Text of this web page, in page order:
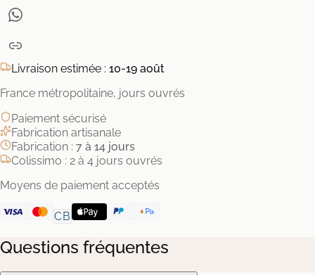
Livraison estimée : 10-19 août
France métropolitaine, jours ouvrés
Paiement sécurisé
Fabrication artisanale
Fabrication : 7 à 14 jours
Colissimo : 2 à 4 jours ouvrés
Moyens de paiement acceptés
CB
Questions fréquentes